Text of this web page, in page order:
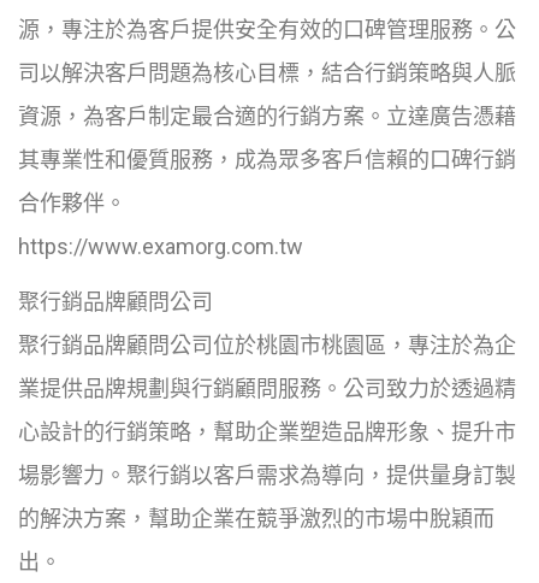
源，專注於為客戶提供安全有效的口碑管理服務。公
司以解決客戶問題為核心目標，結合行銷策略與人脈
資源，為客戶制定最合適的行銷方案。立達廣告憑藉
其專業性和優質服務，成為眾多客戶信賴的口碑行銷
合作夥伴。
https://www.examorg.com.tw
聚行銷品牌顧問公司
聚行銷品牌顧問公司位於桃園市桃園區，專注於為企
業提供品牌規劃與行銷顧問服務。公司致力於透過精
心設計的行銷策略，幫助企業塑造品牌形象、提升市
場影響力。聚行銷以客戶需求為導向，提供量身訂製
的解決方案，幫助企業在競爭激烈的市場中脫穎而
出。